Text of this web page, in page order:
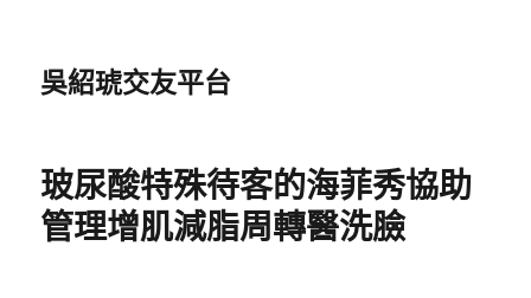
吳紹琥交友平台
玻尿酸特殊待客的海菲秀協助
管理增肌減脂周轉醫洗臉